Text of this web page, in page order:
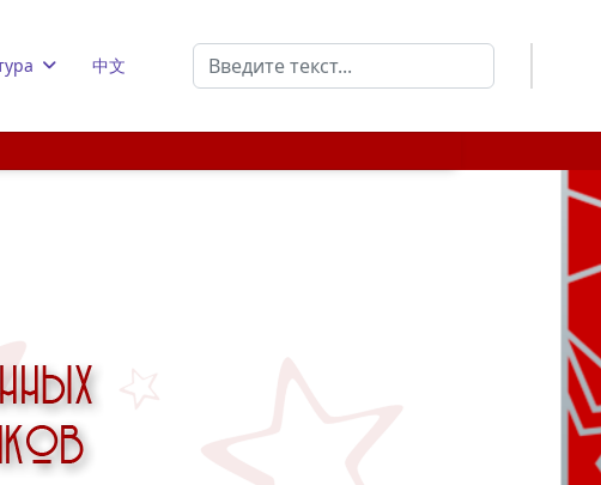
中文
Поиск